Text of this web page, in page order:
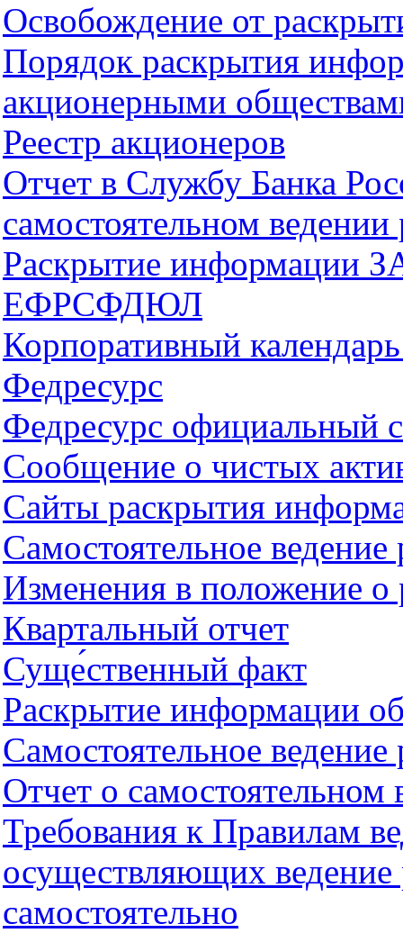
Освобождение от
Порядок раскрытия
акционерными
Реестр акционеров
Отчет в Службу Банка
самостоятельном ведении
Раскрытие информации
ЕФРСФДЮЛ
Корпоративный
Федресурс
Федресурс официальный
Сообщение о чистых
Сайты раскрытия
Самостоятельное
Изменения в положение
Квартальный отчет
Суще́ственный факт
Раскрытие информации
Самостоятельное
Отчет о самостоятельном
Требования к Правилам
осуществляющих ведение
самостоятельно